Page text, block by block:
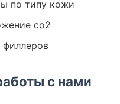
по типу кожи
co2
филлеров
с нами